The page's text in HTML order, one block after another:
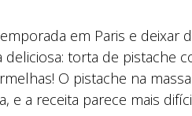
em Paris e deixar
deliciosa: torta de pistache
O pistache na
e a receita parece mais